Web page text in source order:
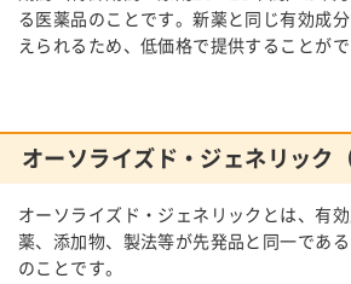
る医薬品のことです。新薬と同じ有効成
えられるため、低価格で提供することがで
オーソライズド・ジェネリック
オーソライズド・ジェネリックとは、有
薬、添加物、製法等が先発品と同一であ
のことです。